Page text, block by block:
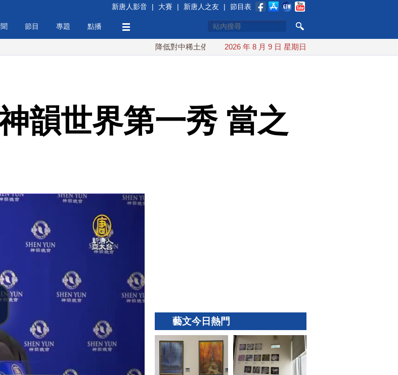
新唐人影音 | 大賽 | 新唐人之友 | 節目表
節目 專題 點播
降低對中稀土依賴 川普宣布礦業投資20億美元 中東局勢動盪 土耳其沙特巴
2026 年 8 月 9 日 星期日
韻世界第一秀 當之
藝文今日熱門